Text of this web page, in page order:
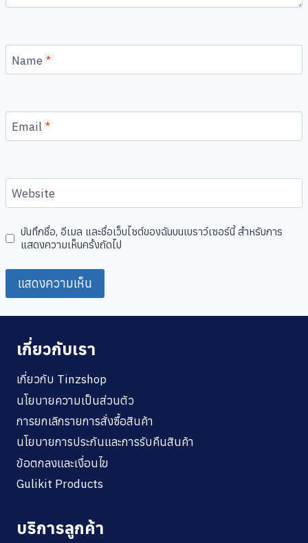
Name *
Email *
Website
บันทึกชื่อ, อีเมล และชื่อเว็บไซต์ของฉันบนเบราว์เซอร์นี้ สำหรับการ
แสดงความเห็นครั้งถัดไป
เกี่ยวกับเรา
เกี่ยวกับ Tinzshop
นโยบายความเป็นส่วนตัว
การยกเลิกรายการสั่งซื้อสินค้า
นโยบายการประกันและการรับคืนสินค้า
ข้อตกลงและเงื่อนไข
Gulikit Products
บริการลูกค้า